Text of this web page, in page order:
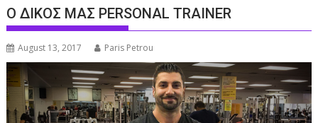
Ο ΔΙΚΟΣ ΜΑΣ PERSONAL TRAINER
August 13, 2017 Paris Petrou